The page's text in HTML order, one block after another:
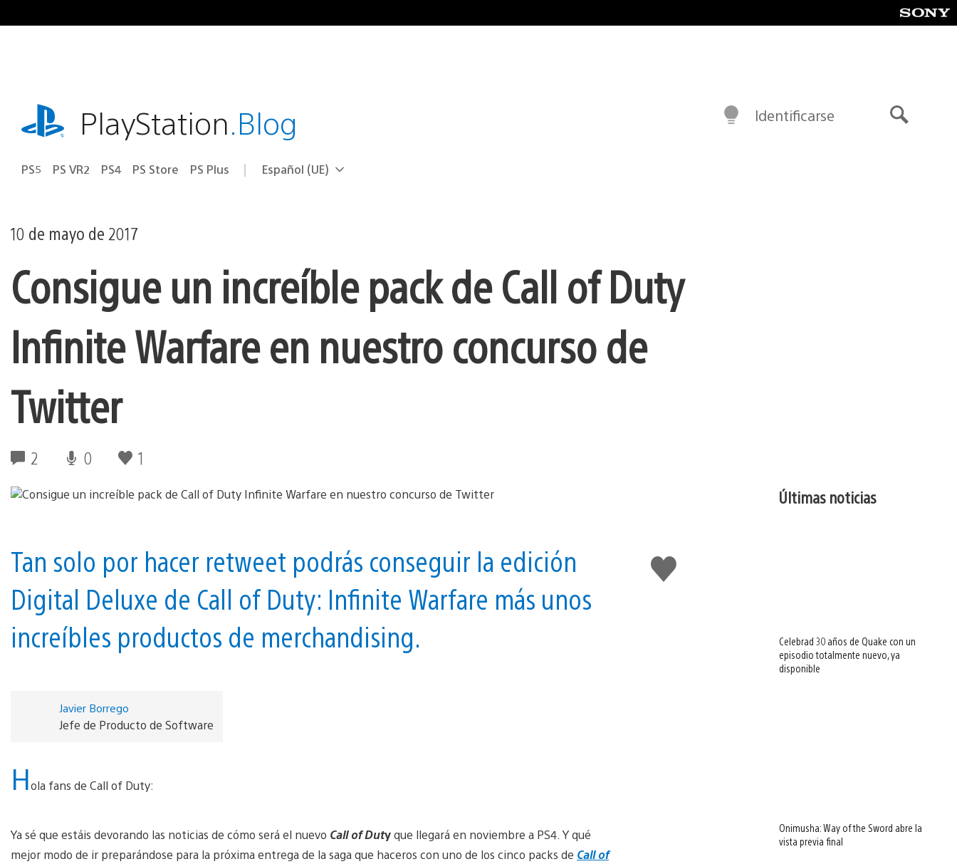
al
playstation.comPlayStation.Blog
PS5 PS VR2 PS4 PS Store PS Plus Selecciona
Región
Español (UE)
Identificarse
10 de mayo de 2017
Consigue un increíble pack de Call of Duty
Infinite Warfare en nuestro concurso de
Twitter
2 0 1
Me
gusta
Tan solo por hacer retweet podrás conseguir la edición
Digital Deluxe de Call of Duty: Infinite Warfare más unos
increíbles productos de merchandising.
Javier Borrego
Jefe de Producto de Software
Hola fans de Call of Duty:
Ya sé que estáis devorando las noticias de cómo será el nuevo Call of Dutyque llegará en noviembre a PS4. Y qué
mejor modo de ir preparándose para la próxima entrega de la saga que haceros con uno de los cinco packs de Call of
Últimas noticias
Celebrad 30 años de Quake con un
episodio totalmente nuevo, ya
disponible
Onimusha: Way of the Sword abre la
vista previa final